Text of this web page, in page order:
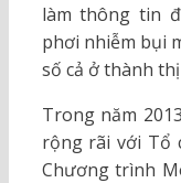
làm thông tin
phơi nhiễm bụi
số cả ở thành
Trong năm
rộng rãi với Tổ
Chương trình